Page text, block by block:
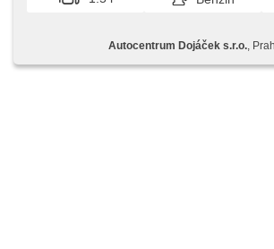
Spiegel, höheneinstellbare Sitze, hands
nabíječka mobilních telefonů, parkovací
parkovací senzory zadní, asistent
Autocentrum Dojáček s.r.o. ,